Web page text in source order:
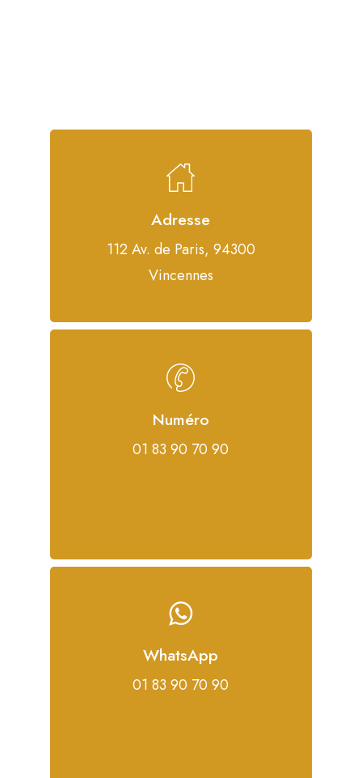
Adresse
112 Av. de Paris, 94300
Vincennes
Numéro
01 83 90 70 90
WhatsApp
01 83 90 70 90